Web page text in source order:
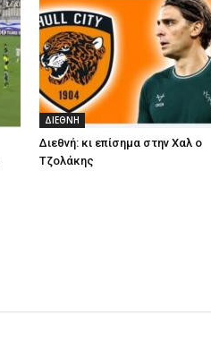
ΔΙΕΘΝΗ
Διεθνή: κι επίσημα στην Χαλ ο
Τζολάκης